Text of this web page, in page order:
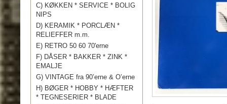
C) KØKKEN * SERVICE * BOLIG
NIPS
D) KERAMIK * PORCLÆN *
RELIEFFER m.m.
E) RETRO 50 60 70'erne
F) DÅSER * BAKKER * ZINK *
EMALJE
G) VINTAGE fra 90’erne & O’erne
H) BØGER * HOBBY * HÆFTER
* TEGNESERIER * BLADE